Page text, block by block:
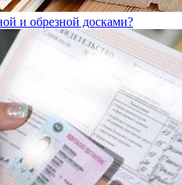
и обрезной досками?